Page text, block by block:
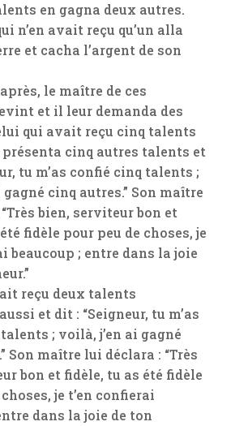
en gagna deux autres.
n’en avait reçu qu’un alla
et cacha l’argent de son
le maître de ces
et il leur demanda des
qui avait reçu cinq talents
présenta cinq autres talents et
tu m’as confié cinq talents ;
gagné cinq autres.” Son maître
bien, serviteur bon et
fidèle pour peu de choses, je
beaucoup ; entre dans la joie
reçu deux talents
et dit : “Seigneur, tu m’as
; voilà, j’en ai gagné
Son maître lui déclara : “Très
bon et fidèle, tu as été fidèle
je t’en confierai
dans la joie de ton